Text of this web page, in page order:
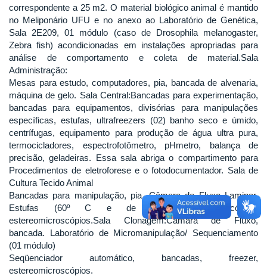
correspondente a 25 m2. O material biológico animal é mantido
no Meliponário UFU e no anexo ao Laboratório de Genética,
Sala 2E209, 01 módulo (caso de Drosophila melanogaster,
Zebra fish) acondicionadas em instalações apropriadas para
análise de comportamento e coleta de material.Sala
Administração:
Mesas para estudo, computadores, pia, bancada de alvenaria,
máquina de gelo. Sala Central:Bancadas para experimentação,
bancadas para equipamentos, divisórias para manipulações
específicas, estufas, ultrafreezers (02) banho seco e úmido,
centrífugas, equipamento para produção de água ultra pura,
termocicladores, espectrofotômetro, pHmetro, balança de
precisão, geladeiras. Essa sala abriga o compartimento para
Procedimentos de eletroforese e o fotodocumentador. Sala de
Cultura Tecido Animal
Bancadas para manipulação, pia, Câmara de Fluxo Laminar,
Estufas (60º C e de CO2 ) microscópios,
estereomicroscópios.Sala Clonagem:Câmara de Fluxo,
bancada. Laboratório de Micromanipulação/ Sequenciamento
(01 módulo)
Seqüenciador automático, bancadas, freezer,
estereomicroscópios.